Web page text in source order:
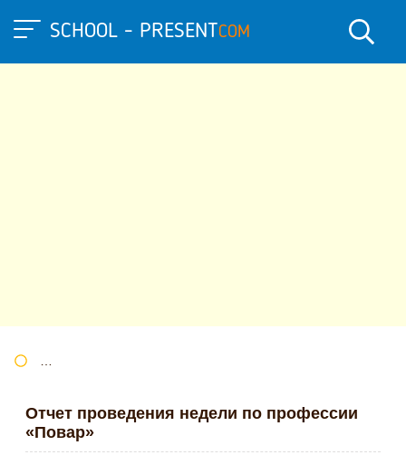
SCHOOL - PRESENTCOM
Отчет проведения недели по профессии
«Повар»